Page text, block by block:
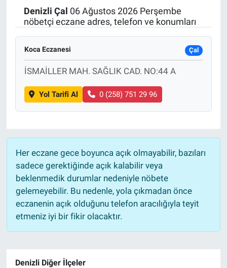
Denizli Çal 06 Ağustos 2026 Perşembe
nöbetçi eczane adres, telefon ve konumları
Koca Eczanesi Çal
İSMAİLLER MAH. SAĞLIK CAD. NO:44 A
Yol Tarifi Al 0 (258) 751 29 96
Her eczane gece boyunca açık olmayabilir, bazıları
sadece gerektiğinde açık kalabilir veya
beklenmedik durumlar nedeniyle nöbete
gelemeyebilir. Bu nedenle, yola çıkmadan önce
eczanenin açık olduğunu telefon aracılığıyla teyit
etmeniz iyi bir fikir olacaktır.
Denizli Diğer İlçeler
Politika
Bilecik
Kütahya
Gezi
Yerel
Magazin